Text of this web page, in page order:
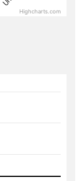
Highcharts.com